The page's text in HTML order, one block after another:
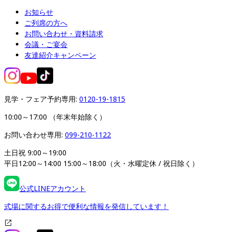
お知らせ
ご列席の方へ
お問い合わせ・資料請求
会議・ご宴会
友達紹介キャンペーン
見学・フェア予約専用: 0120-19-1815
10:00～17:00 （年末年始除く）
お問い合わせ専用: 099-210-1122
土日祝 9:00～19:00
平日12:00～14:00 15:00～18:00（火・水曜定休 / 祝日除く）
公式LINEアカウント
式場に関するお得で便利な情報を発信しています！